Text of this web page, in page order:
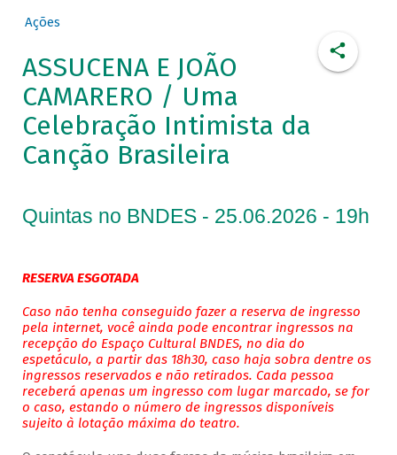
Ações
ASSUCENA E JOÃO
CAMARERO / Uma
Celebração Intimista da
Canção Brasileira
Quintas no BNDES - 25.06.2026 - 19h
RESERVA ESGOTADA
Caso não tenha conseguido fazer a reserva de ingresso
pela internet, você ainda pode encontrar ingressos na
recepção do Espaço Cultural BNDES, no dia do
espetáculo, a partir das 18h30, caso haja sobra dentre os
ingressos reservados e não retirados. Cada pessoa
receberá apenas um ingresso com lugar marcado, se for
o caso, estando o número de ingressos disponíveis
sujeito à lotação máxima do teatro.